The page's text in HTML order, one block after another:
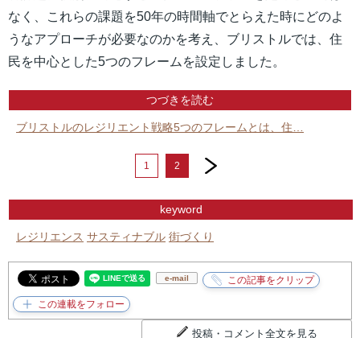
なく、これらの課題を50年の時間軸でとらえた時にどのよ
うなアプローチが必要なのかを考え、ブリストルでは、住
民を中心とした5つのフレームを設定しました。
つづきを読む
ブリストルのレジリエント戦略5つのフレームとは、住…
1 2
next
keyword
レジリエンス サスティナブル 街づくり
e-mail
投稿・コメント全文を見る